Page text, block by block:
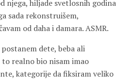
njega, hiljade svetlosnih godina
sada rekonstruišem,
od daha i damara. ASMR.
dete, beba ali
to realno bio nisam imao
kategorije da fiksiram veliko